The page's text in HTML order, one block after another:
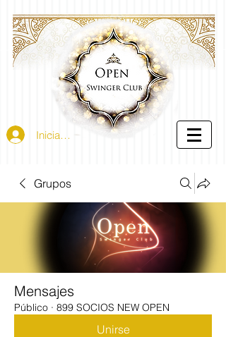
Iniciar sesión
Grupos
Mensajes
Público · 899 SOCIOS NEW OPEN
Unirse